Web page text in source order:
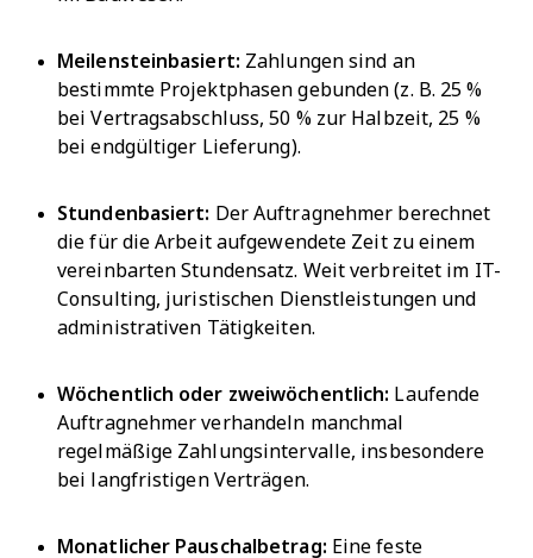
Meilensteinbasiert: Zahlungen sind an
bestimmte Projektphasen gebunden (z. B. 25 %
bei Vertragsabschluss, 50 % zur Halbzeit, 25 %
bei endgültiger Lieferung).
Stundenbasiert: Der Auftragnehmer berechnet
die für die Arbeit aufgewendete Zeit zu einem
vereinbarten Stundensatz. Weit verbreitet im IT-
Consulting, juristischen Dienstleistungen und
administrativen Tätigkeiten.
Wöchentlich oder zweiwöchentlich: Laufende
Auftragnehmer verhandeln manchmal
regelmäßige Zahlungsintervalle, insbesondere
bei langfristigen Verträgen.
Monatlicher Pauschalbetrag: Eine feste